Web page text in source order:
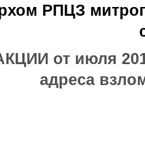
РПЦЗ
от июля
адреса